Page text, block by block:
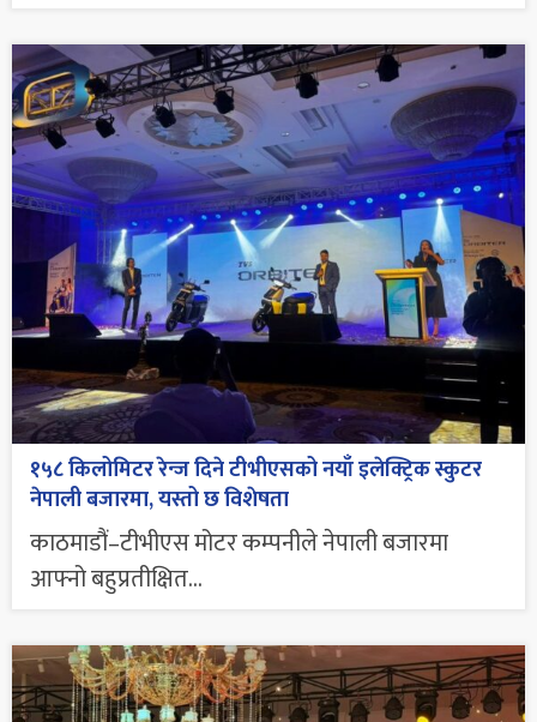
१५८ किलोमिटर रेन्ज दिने टीभीएसको नयाँ इलेक्ट्रिक स्कुटर
नेपाली बजारमा, यस्तो छ विशेषता
काठमाडौं–टीभीएस मोटर कम्पनीले नेपाली बजारमा
आफ्नो बहुप्रतीक्षित...